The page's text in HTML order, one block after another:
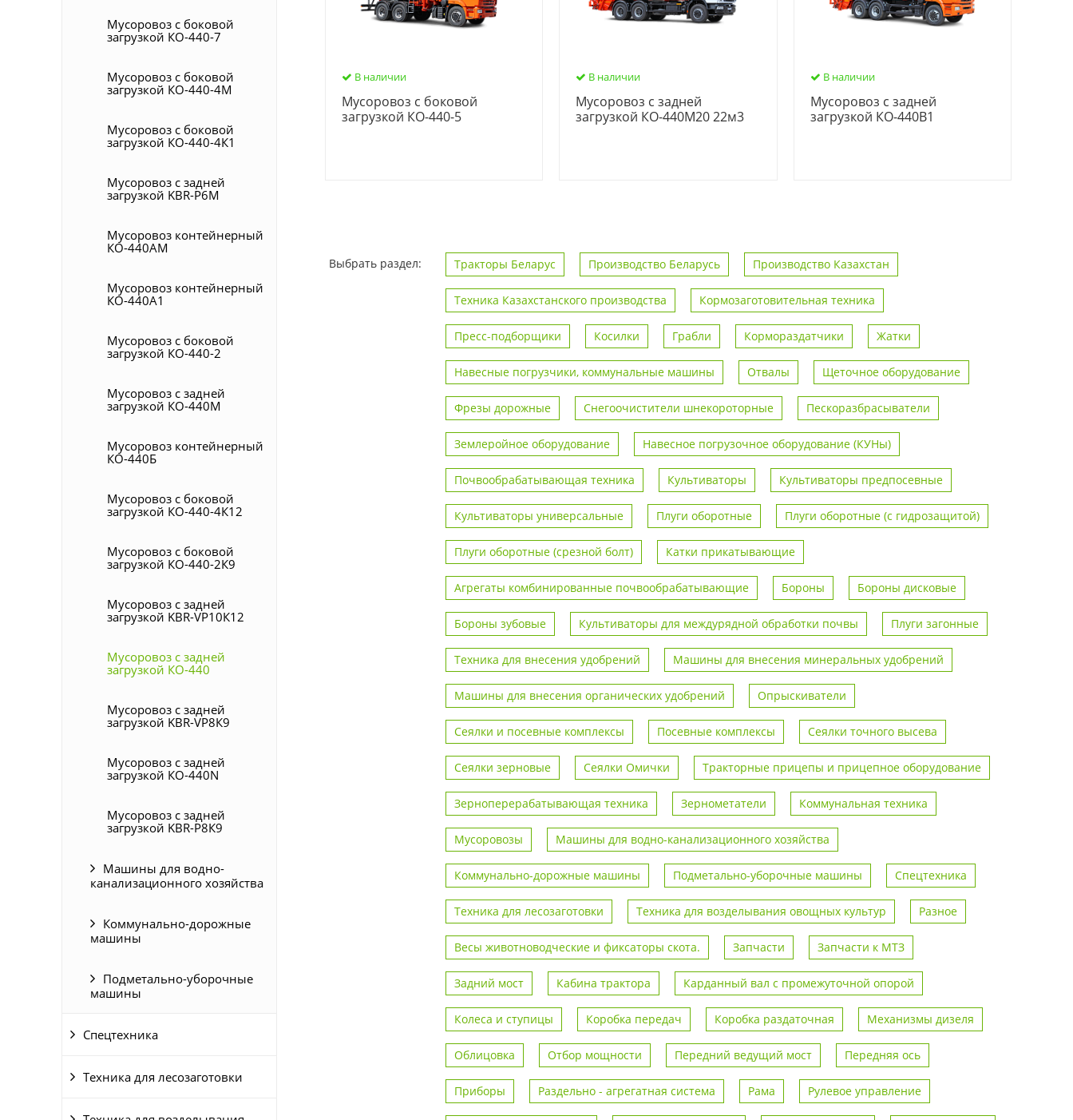
Мусоровоз с боковой
загрузкой КО-440-7
Мусоровоз с боковой
загрузкой КО-440-4М
Мусоровоз с боковой
загрузкой КО-440-4К1
Мусоровоз с задней
загрузкой KBR-P6M
Мусоровоз контейнерный
КО-440АМ
Мусоровоз контейнерный
КО-440А1
Мусоровоз с боковой
загрузкой КО-440-2
Мусоровоз с задней
загрузкой КО-440М
Мусоровоз контейнерный
КО-440Б
Мусоровоз с боковой
загрузкой КО-440-4К12
Мусоровоз с боковой
загрузкой КО-440-2К9
Мусоровоз с задней
загрузкой KBR-VP10К12
Мусоровоз с задней
загрузкой КО-440
Мусоровоз с задней
загрузкой KBR-VP8К9
Мусоровоз с задней
загрузкой КО-440N
Мусоровоз с задней
загрузкой KBR-P8К9
Машины для водно-
канализационного хозяйства
Коммунально-дорожные
машины
Подметально-уборочные
машины
Спецтехника
Техника для лесозаготовки
В наличии
Мусоровоз с боковой
загрузкой КО-440-5
В наличии
Мусоровоз с задней
загрузкой КО-440М20 22м3
В наличии
Мусоровоз с задней
загрузкой КО-440В1
Выбрать раздел: Тракторы Беларус Производство Беларусь Производство Казахстан
Техника Казахстанского производства Кормозаготовительная техника
Пресс-подборщики Косилки Грабли Кормораздатчики Жатки
Навесные погрузчики, коммунальные машины Отвалы Щеточное оборудование
Фрезы дорожные Снегоочистители шнекороторные Пескоразбрасыватели
Землеройное оборудование Навесное погрузочное оборудование (КУНы)
Почвообрабатывающая техника Культиваторы Культиваторы предпосевные
Культиваторы универсальные Плуги оборотные Плуги оборотные (с гидрозащитой)
Плуги оборотные (срезной болт) Катки прикатывающие
Агрегаты комбинированные почвообрабатывающие Бороны Бороны дисковые
Бороны зубовые Культиваторы для междурядной обработки почвы Плуги загонные
Техника для внесения удобрений Машины для внесения минеральных удобрений
Машины для внесения органических удобрений Опрыскиватели
Сеялки и посевные комплексы Посевные комплексы Сеялки точного высева
Сеялки зерновые Сеялки Омички Тракторные прицепы и прицепное оборудование
Зерноперерабатывающая техника Зернометатели Коммунальная техника
Мусоровозы Машины для водно-канализационного хозяйства
Коммунально-дорожные машины Подметально-уборочные машины Спецтехника
Техника для лесозаготовки Техника для возделывания овощных культур Разное
Весы животноводческие и фиксаторы скота. Запчасти Запчасти к МТЗ
Задний мост Кабина трактора Карданный вал с промежуточной опорой
Колеса и ступицы Коробка передач Коробка раздаточная Механизмы дизеля
Облицовка Отбор мощности Передний ведущий мост Передняя ось
Приборы Раздельно - агрегатная система Рама Рулевое управление